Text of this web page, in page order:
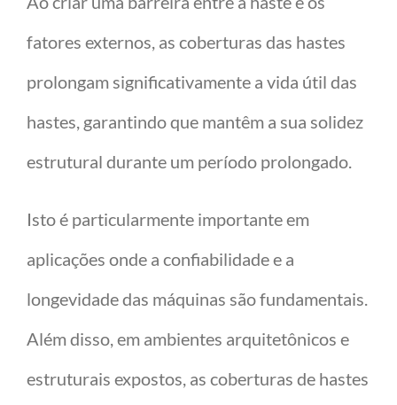
fatores externos, as coberturas das hastes
prolongam significativamente a vida útil das
hastes, garantindo que mantêm a sua solidez
estrutural durante um período prolongado.
Isto é particularmente importante em
aplicações onde a confiabilidade e a
longevidade das máquinas são fundamentais.
Além disso, em ambientes arquitetônicos e
estruturais expostos, as coberturas de hastes